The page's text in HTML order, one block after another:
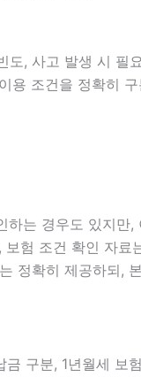
, 사고 발생 시 필
조건을 정확히
는 경우도 있지만
험 조건 확인 자
정확히 제공하되,
구분, 1년월세 보